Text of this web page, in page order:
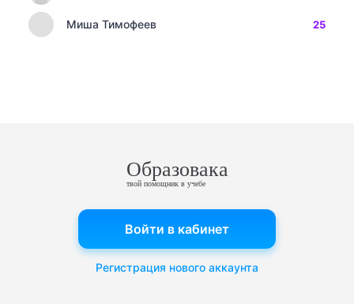
Миша Тимофеев 25
Образовака
твой помощник в учебе
Войти в кабинет
Регистрация нового аккаунта